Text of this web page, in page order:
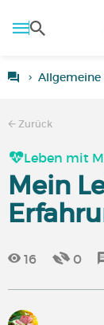
Allgemeine
Zurück
Leben mit
Mein
16 0